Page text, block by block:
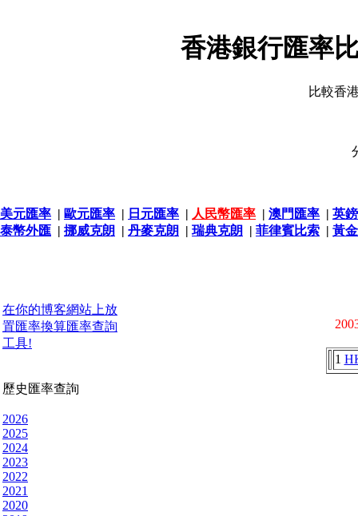
香港銀行匯率
比較香
美元匯率 | 歐元匯率 | 日元匯率 | 人民幣匯率 | 澳門匯率 | 英
泰幣外匯 | 挪威克朗 | 丹麥克朗 | 瑞典克朗 | 菲律賓比索 | 黃
在你的博客網站上放
置匯率換算匯率查詢
工具!
歷史匯率查詢
2026
2025
2024
2023
2022
2021
2020
1